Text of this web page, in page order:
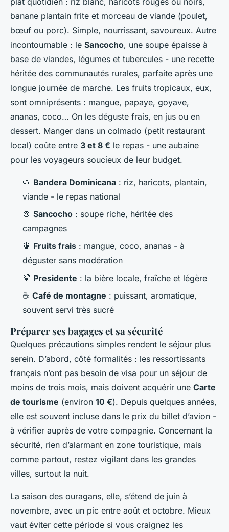
banane plantain frite et morceau de viande (poulet,
bœuf ou porc). Simple, nourrissant, savoureux. Autre
incontournable : le Sancocho, une soupe épaisse à
base de viandes, légumes et tubercules - une recette
héritée des communautés rurales, parfaite après une
longue journée de marche. Les fruits tropicaux, eux,
sont omniprésents : mangue, papaye, goyave,
ananas, coco… On les déguste frais, en jus ou en
dessert. Manger dans un colmado (petit restaurant
local) coûte entre 3 et 8 € le repas - une aubaine
pour les voyageurs soucieux de leur budget.
🍉 Bandera Dominicana : riz, haricots, plantain,
viande - le repas national
🍲 Sancocho : soupe riche, héritée des
campagnes
🍍 Fruits frais : mangue, coco, ananas - à
déguster sans modération
🍹 Presidente : la bière locale, fraîche et légère
☕ Café de montagne : puissant, aromatique,
souvent servi très sucré
Préparer ses bagages et sa sécurité
Quelques précautions simples rendent le séjour plus
serein. D’abord, côté formalités : les ressortissants
français n’ont pas besoin de visa pour un séjour de
moins de trois mois, mais doivent acquérir une Carte
de tourisme (environ 10 €). Depuis quelques années,
elle est souvent incluse dans le prix du billet d’avion -
à vérifier auprès de votre compagnie. Concernant la
sécurité, rien d’alarmant en zone touristique, mais
comme partout, restez vigilant dans les grandes
villes, surtout la nuit.
La saison des ouragans, elle, s’étend de juin à
novembre, avec un pic entre août et octobre. Mieux
vaut éviter cette période si vous craignez les